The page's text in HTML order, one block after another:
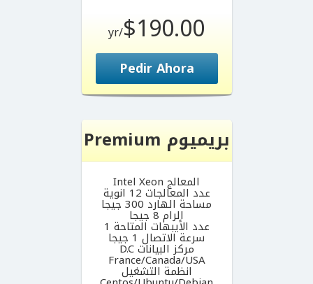
$190.00
/yr
Pedir Ahora
بريميوم Premium
المعالج Intel Xeon
عدد المعالجات 12 انوية
مساحة الهارد 300 جيجا
الرام 8 جيجا
عدد الأيبهات المتاحة 1
سرعة الاتصال 1 جيجا
مركز البيانات D.C
France/Canada/USA
انظمة التشغيل